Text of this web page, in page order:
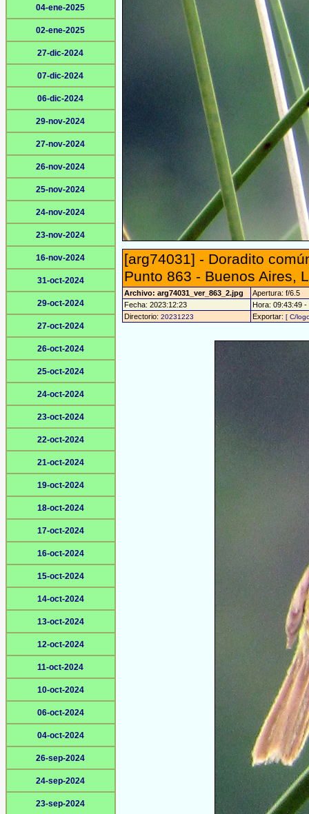
04-ene-2025
02-ene-2025
27-dic-2024
07-dic-2024
06-dic-2024
29-nov-2024
27-nov-2024
26-nov-2024
25-nov-2024
24-nov-2024
23-nov-2024
16-nov-2024
31-oct-2024
29-oct-2024
27-oct-2024
26-oct-2024
25-oct-2024
24-oct-2024
23-oct-2024
22-oct-2024
21-oct-2024
19-oct-2024
18-oct-2024
17-oct-2024
16-oct-2024
15-oct-2024
14-oct-2024
13-oct-2024
12-oct-2024
11-oct-2024
10-oct-2024
06-oct-2024
04-oct-2024
26-sep-2024
24-sep-2024
23-sep-2024
[arg74031] - Doradito
Punto 863 - Buenos Aires,
Archivo: arg74031_ver_863_2.jpg
Apertura: f/6.5
Fecha: 2023:12:23
Hora: 09:43:49
Directorio: 20231223 Exportar: [ C/